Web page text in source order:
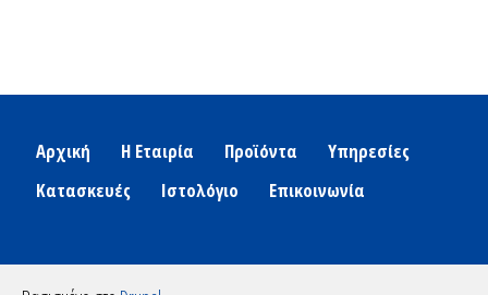
Αρχική Η Εταιρία Προϊόντα
Υπηρεσίες
Κατασκευές
Ιστολόγιο Επικοινωνία